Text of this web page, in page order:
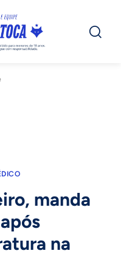
manda
na